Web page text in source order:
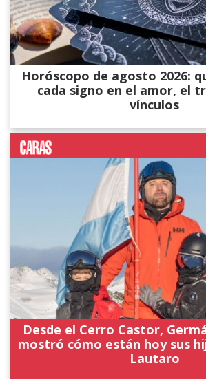
Horóscopo de agosto 2026:
cada signo en el amor, el
vínculos
Desde el Cerro Castor,
mostró cómo están hoy sus
Lautaro